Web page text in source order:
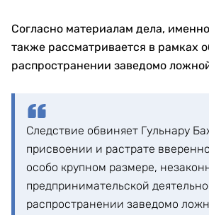
Согласно материалам дела,
также рассматривается в рамках
распространении заведомо
Следствие обвиняет Гульнару
присвоении и растрате
особо крупном размере,
предпринимательской
распространении заведомо